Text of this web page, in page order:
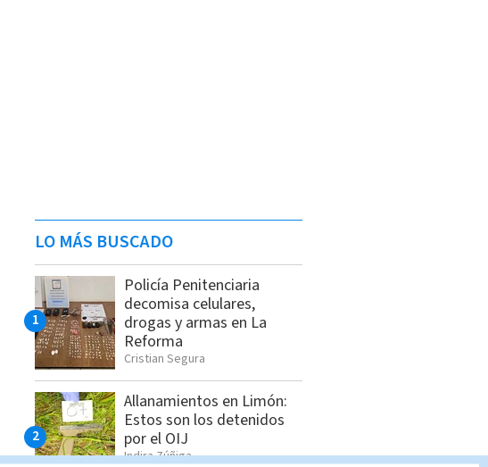
LO MÁS BUSCADO
Policía Penitenciaria
decomisa celulares,
drogas y armas en La
Reforma
Cristian Segura
Allanamientos en Limón:
Estos son los detenidos
por el OIJ
Indira Zúñiga